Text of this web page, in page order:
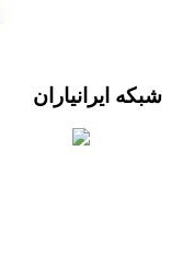
شبکه ایرانیاران